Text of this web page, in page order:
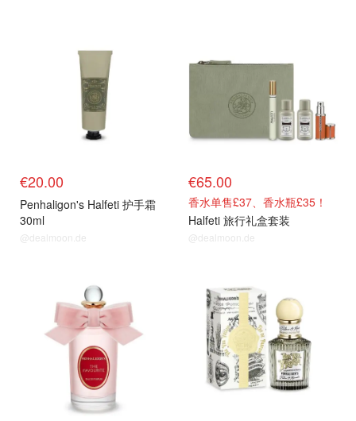
€20.00
Penhaligon's Halfeti 护手霜
30ml
@dealmoon.de
€65.00
香水单售£37、香水瓶£35！
Halfeti 旅行礼盒套装
@dealmoon.de